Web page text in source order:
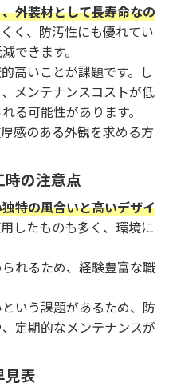
外装材として長寿命なの
く、防汚性にも優れてい
できます。
高いことが課題です。し
メンテナンスコストが低
る可能性があります。
感のある外観を求める方
の注意点
特の風合いと高いデザイ
したものも多く、環境に
れるため、経験豊富な職
いう課題があるため、防
定期的なメンテナンスが
見表